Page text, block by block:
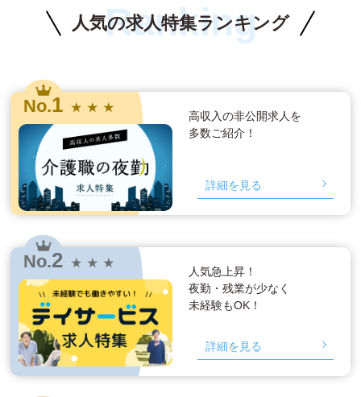
人気の求人特集ランキング
Ranking
No.1 ★ ★ ★
高収入の非公開求人を
多数ご紹介！
詳細を見る
No.2 ★ ★ ★
人気急上昇！
夜勤・残業が少なく
未経験もOK！
詳細を見る